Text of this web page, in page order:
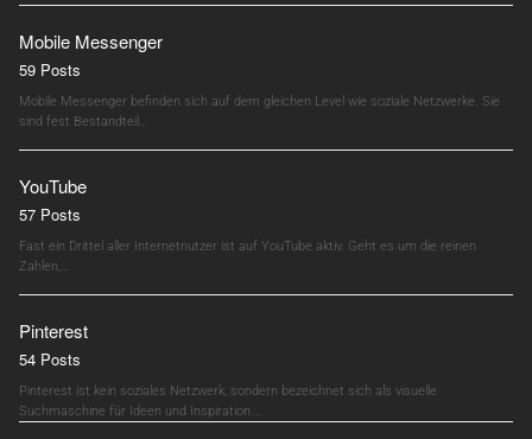
Mobile Messenger
59 Posts
Mobile Messenger befinden sich auf dem gleichen Level wie soziale Netzwerke. Sie
sind fest Bestandteil…
YouTube
57 Posts
Fast ein Drittel aller Internetnutzer ist auf YouTube aktiv. Geht es um die reinen
Zahlen,…
Pinterest
54 Posts
Pinterest ist kein soziales Netzwerk, sondern bezeichnet sich als visuelle
Suchmaschine für Ideen und Inspiration.…